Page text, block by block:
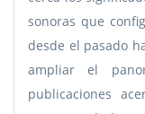
sonoras que
desde el pasado
ampliar el
publicaciones